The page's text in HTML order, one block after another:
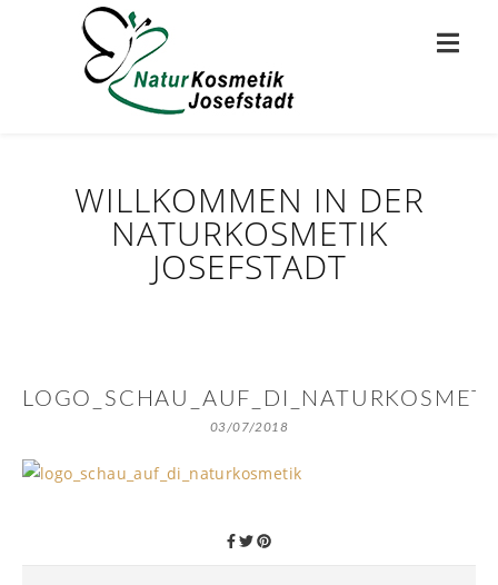
WILLKOMMEN IN DER
NATURKOSMETIK
JOSEFSTADT
03/07/2018